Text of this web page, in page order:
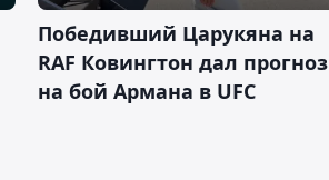
Победивший Царукяна на
RAF Ковингтон дал прогноз
на бой Армана в UFC